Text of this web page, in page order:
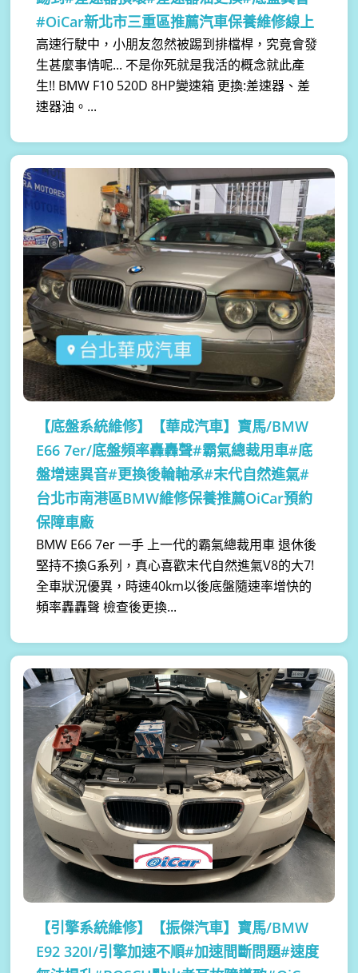
#OiCar新北市三重區推薦汽車保養維修線上
高速行駛中，小朋友忽然被踢到排檔桿，究竟會發
生甚麼事情呢... 不是你死就是我活的概念就此產
生!! BMW F10 520D 8HP變速箱 更換:差速器、差
速器油。...
【底盤系統維修】
【華成汽車】寶馬/BMW
E66 7er/底盤頻率轟轟聲#霸氣總裁用車#底
盤增速異音#更換後輪軸承#末代自然進氣#
台北市南港區BMW維修保養推薦OiCar預約
保障車廠
BMW E66 7er 一手 上一代的霸氣總裁用車 退休後
堅持不換G系列，真心喜歡末代自然進氣V8的大7!
全車狀況優異，時速40km以後底盤隨速率增快的
頻率轟轟聲 檢查後更換...
【引擎系統維修】
【振傑汽車】寶馬/BMW
E92 320I/引擎加速不順#加速間斷問題#速度